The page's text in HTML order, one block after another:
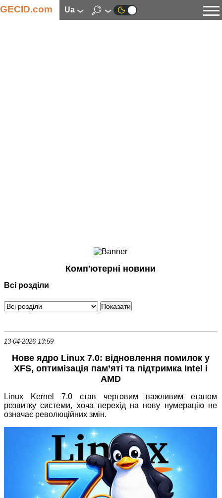
GECID.com ua
Смартфони
Периферія
Програмне забезпечення
Комп'ютерні новини
Всі розділи
13-04-2026 13:59
Нове ядро Linux 7.0: відновлення помилок у
XFS, оптимізація пам’яті та підтримка Intel і
AMD
Linux Kernel 7.0 став черговим важливим етапом
розвитку системи, хоча перехід на нову нумерацію не
означає революційних змін.